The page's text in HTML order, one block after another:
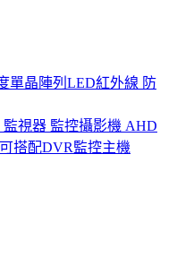
單晶陣列LED紅外線 防
監視器 監控攝影機 AHD
搭配DVR監控主機